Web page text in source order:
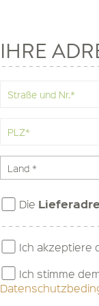
IHRE
Die
Ich akzeptiere
Ich stimme